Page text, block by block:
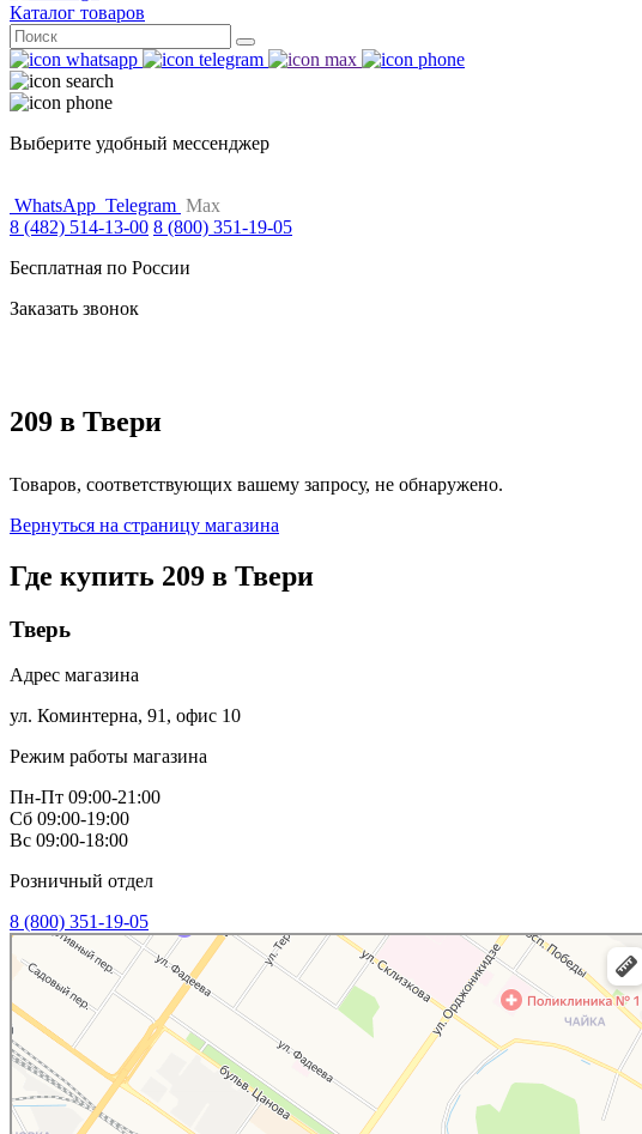
Каталог товаров
Поиск
for:
Выберите удобный мессенджер
WhatsApp Telegram Max
8 (482) 514-13-00 8 (800) 351-19-05
Бесплатная по России
Заказать звонок
209 в Твери
Товаров, соответствующих вашему запросу, не обнаружено.
Вернуться на страницу магазина
Где купить 209 в Твери
Тверь
Адрес магазина
ул. Коминтерна, 91, офис 10
Режим работы магазина
Пн-Пт 09:00-21:00
Сб 09:00-19:00
Вс 09:00-18:00
Розничный отдел
8 (800) 351-19-05